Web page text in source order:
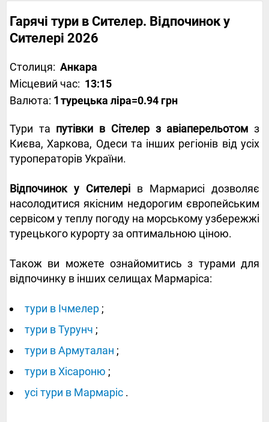
Гарячі тури в Сителер. Відпочинок у
Сителері 2026
Столиця: Анкара
Місцевий час: 13:15
Валюта: 1 турецька ліра=0.94 грн
Тури та путівки в Сітелер з авіаперельотом з
Києва, Харкова, Одеси та інших регіонів від усіх
туроператорів України.
Відпочинок у Сителері в Мармарисі дозволяє
насолодитися якісним недорогим європейським
сервісом у теплу погоду на морському узбережжі
турецького курорту за оптимальною ціною.
Також ви можете ознайомитись з турами для
відпочинку в інших селищах Мармаріса:
тури в Ічмелер ;
тури в Турунч ;
тури в Армуталан ;
тури в Хісароню ;
усі тури в Мармаріс .